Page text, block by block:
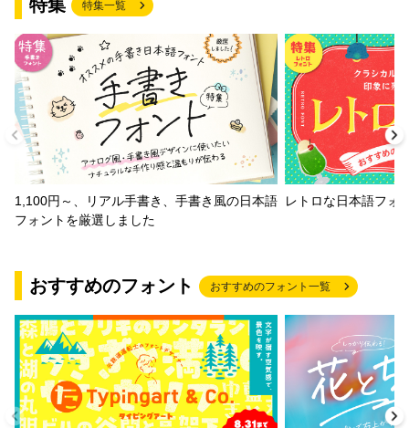
特集 特集一覧
1,100円～、リアル手書き、手書き風の日本語
フォントを厳選しました
レトロな日本語フォ
おすすめのフォント おすすめのフォント一覧